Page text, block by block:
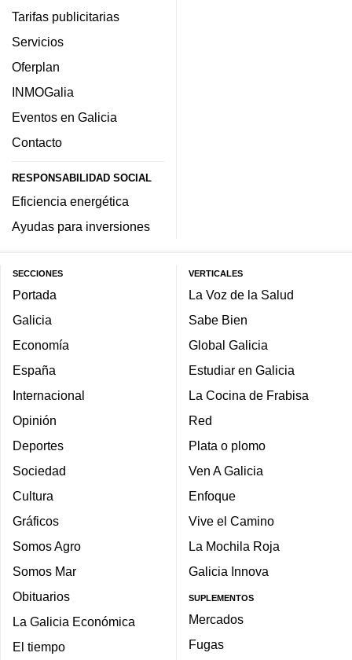
Tarifas publicitarias
Servicios
Oferplan
INMOGalia
Eventos en Galicia
Contacto
RESPONSABILIDAD SOCIAL
Eficiencia energética
Ayudas para inversiones
SECCIONES
Portada
Galicia
Economía
España
Internacional
Opinión
Deportes
Sociedad
Cultura
Gráficos
Somos Agro
Somos Mar
Obituarios
La Galicia Económica
El tiempo
VERTICALES
La Voz de la Salud
Sabe Bien
Global Galicia
Estudiar en Galicia
La Cocina de Frabisa
Red
Plata o plomo
Ven A Galicia
Enfoque
Vive el Camino
La Mochila Roja
Galicia Innova
SUPLEMENTOS
Mercados
Fugas